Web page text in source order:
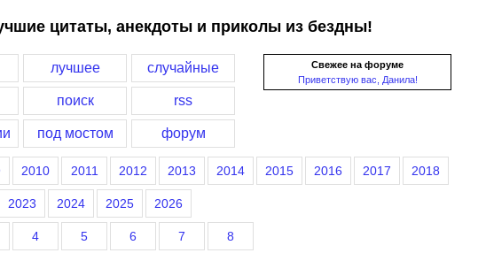
цитаты, анекдоты и приколы из бездны!
Свежее на форуме
Приветствую вас, Данила!
лучшее случайные
поиск rss
под мостом форум
2010 2011 2012 2013 2014 2015 2016 2017 2018
2023 2024 2025 2026
4 5 6 7 8